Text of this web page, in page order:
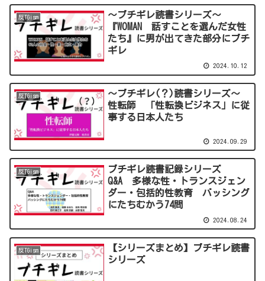
反TGism
～ブチギレ読書シリーズ～
『WOMAN 話すことを選んだ女性
たち』に男が出てきた部分にブチ
ギレ
2024.10.12
反TGism
～ブチギレ(？)読書シリーズ～
性転師 「性転換ビジネス」に従
事する日本人たち
2024.09.29
反TGism
ブチギレ読書記録シリーズ
Q&A 多様な性・トランスジェン
ダー・包括的性教育 バッシング
にたちむかう74問
2024.08.24
反TGism
【シリーズまとめ】ブチギレ読書
シリーズ